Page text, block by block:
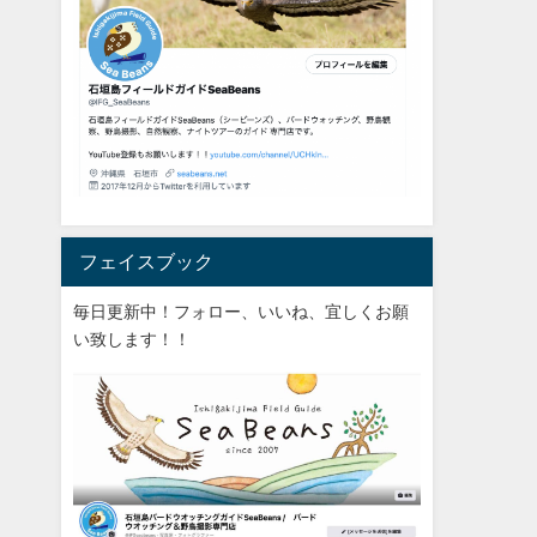
フェイスブック
毎日更新中！フォロー、いいね、宜しくお願
い致します！！